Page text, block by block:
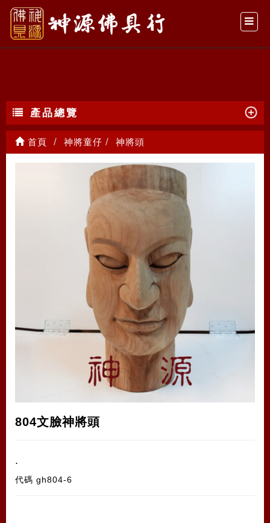
神將頭
產品總覽
首頁 神將童仔 神將頭
804文臉神將頭
.
代碼 gh804-6